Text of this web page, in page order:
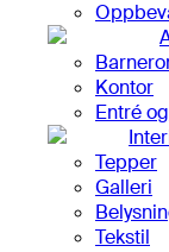
Kontor
Entré
Tepper
Galleri
Tekstil